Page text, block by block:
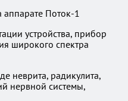
устройства, прибор
широкого спектра
неврита, радикулита,
нервной системы,